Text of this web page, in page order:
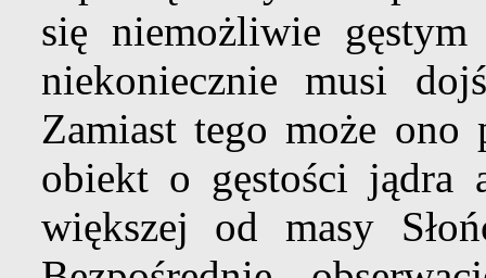
się niemożliwie gęstym
niekoniecznie musi
Zamiast tego może ono
obiekt o gęstości jądra
większej od masy